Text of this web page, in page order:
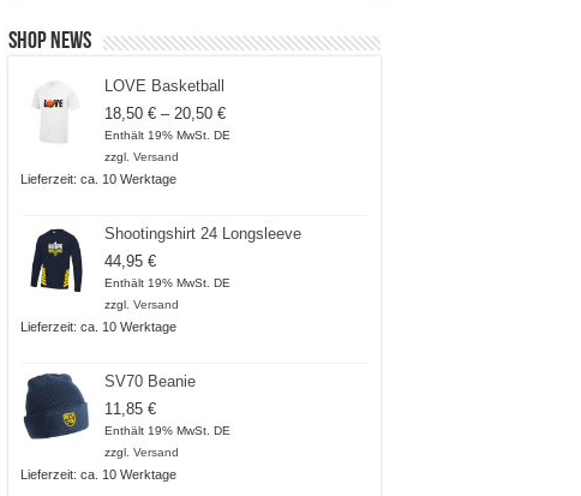
Shop News
LOVE Basketball
18,50 € – 20,50 €Preisspanne:
18,50 €
Enthält 19% MwSt. DE
zzgl. Versand
Lieferzeit: ca. 10 Werktage
Shootingshirt 24 Longsleeve
44,95 €
Enthält 19% MwSt. DE
zzgl. Versand
Lieferzeit: ca. 10 Werktage
SV70 Beanie
11,85 €
Enthält 19% MwSt. DE
zzgl. Versand
Lieferzeit: ca. 10 Werktage